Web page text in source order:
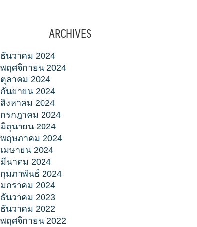
ARCHIVES
ธันวาคม 2024
พฤศจิกายน 2024
ตุลาคม 2024
กันยายน 2024
สิงหาคม 2024
กรกฎาคม 2024
มิถุนายน 2024
พฤษภาคม 2024
เมษายน 2024
มีนาคม 2024
กุมภาพันธ์ 2024
มกราคม 2024
ธันวาคม 2023
ธันวาคม 2022
พฤศจิกายน 2022